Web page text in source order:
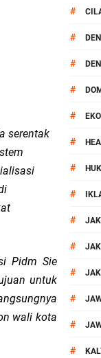
Sari
serentak
Pidm Sie
untuk
wali kota
#
#
#
#
#
#
#
#
#
#
#
#
#
#